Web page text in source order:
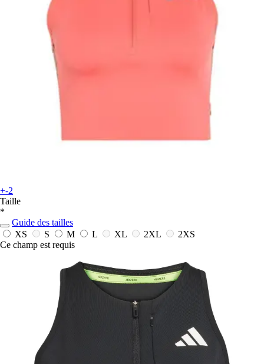
+-2
Taille
*
Guide des tailles
XS
S M L XL 2XL
2XS
Ce champ est requis